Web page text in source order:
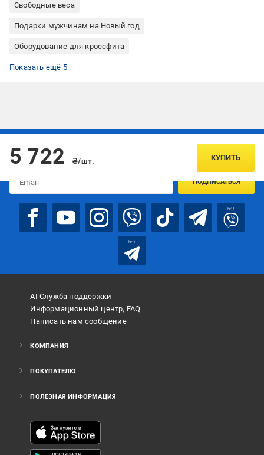
Свободные веса
Подарки мужчинам на Новый год
Оборудование для кроссфита
Все для йоги
Фитнес и тренировки
Гантели наборные
Гантели профессиональные
Черные гантели
Показать ещё 5
5 722 ₴/шт. КУПИТЬ
Подписывайтесь, чтобы узнавать первым об акцияx и
ПОДПИСАТЬСЯ
bot
bot
AI Служба поддержки
Информационный центр, FAQ
Написать нам сообщение
КОМПАНИЯ
ПОКУПАТЕЛЮ
ПОЛЕЗНАЯ ИНФОРМАЦИЯ